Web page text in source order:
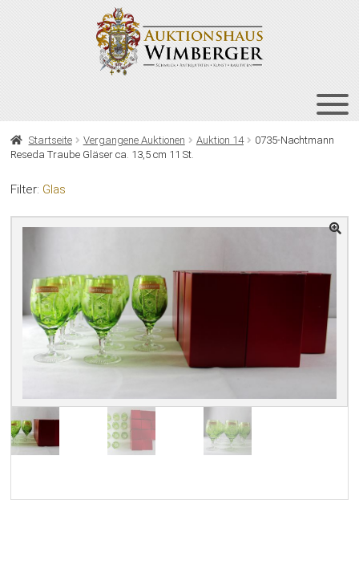
HOME
KONTAKT
NEWSLETTER
Startseite Vergangene Auktionen Auktion 14
0735-Nachtmann
Reseda Traube Gläser ca. 13,5 cm 11 St.
Filter: Glas